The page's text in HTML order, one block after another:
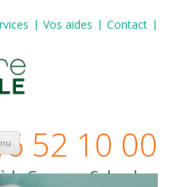
Vos aides Contact
52 10 00
la Garenne Colombes
Aller au contenu principal